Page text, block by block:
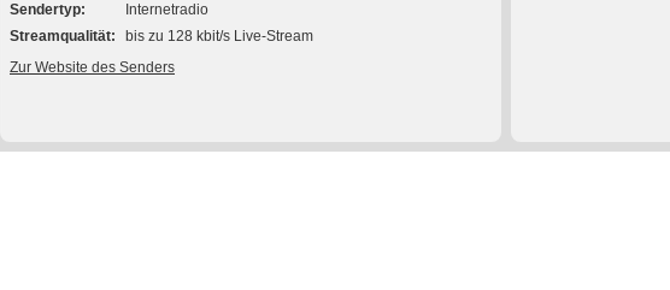
Sendertyp
Internetradio
Streamqualität
bis zu 128 kbit/s Live-Stream
Zur Website des Senders